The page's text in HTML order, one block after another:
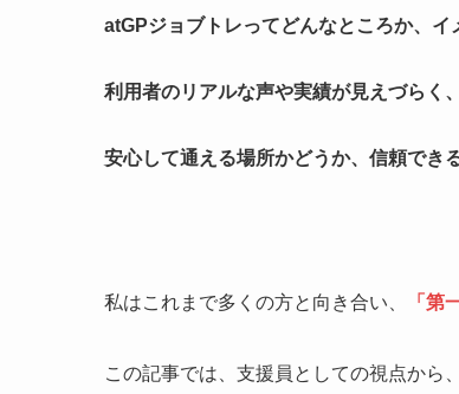
atGPジョブトレってどんなところか、イ
利用者のリアルな声や実績が見えづらく
安心して通える場所かどうか、信頼でき
私はこれまで多くの方と向き合い、 「第
この記事では、支援員としての視点から